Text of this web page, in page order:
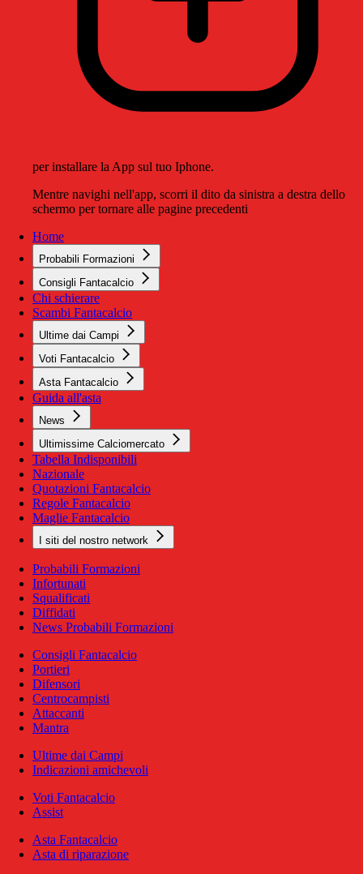
per installare la App sul tuo Iphone.
Mentre navighi nell'app, scorri il dito da sinistra a destra dello
schermo per tornare alle pagine precedenti
Home
Probabili Formazioni
Consigli Fantacalcio
Chi schierare
Scambi Fantacalcio
Ultime dai Campi
Voti Fantacalcio
Asta Fantacalcio
Guida all'asta
News
Ultimissime Calciomercato
Tabella Indisponibili
Nazionale
Quotazioni Fantacalcio
Regole Fantacalcio
Maglie Fantacalcio
I siti del nostro network
Probabili Formazioni
Infortunati
Squalificati
Diffidati
News Probabili Formazioni
Consigli Fantacalcio
Portieri
Difensori
Centrocampisti
Attaccanti
Mantra
Ultime dai Campi
Indicazioni amichevoli
Voti Fantacalcio
Assist
Asta Fantacalcio
Asta di riparazione